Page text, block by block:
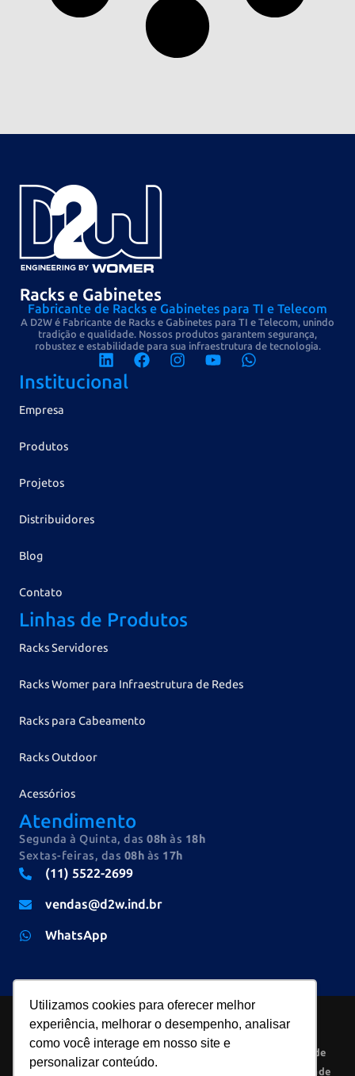
Utilizamos cookies para oferecer melhor
experiência, melhorar o desempenho, analisar
como você interage em nosso site e
personalizar conteúdo.
Fabricante de Racks e Gabinetes para TI e Telecom
A D2W é Fabricante de Racks e Gabinetes para TI e Telecom, unindo
tradição e qualidade. Nossos produtos garantem segurança,
robustez e estabilidade para sua infraestrutura de tecnologia.
Institucional
Empresa
Produtos
Projetos
Distribuidores
Blog
Contato
Linhas de Produtos
Racks Servidores
Racks Womer para Infraestrutura de Redes
Racks para Cabeamento
Racks Outdoor
Acessórios
Atendimento
Segunda à Quinta, das 08h às 18h
Sextas-feiras, das 08h às 17h
(11) 5522-2699
vendas@d2w.ind.br
WhatsApp
2026 © D2W
Indústria e
CNPJ
45.063.057/0001-
· Todos os
Política de
Privacidade